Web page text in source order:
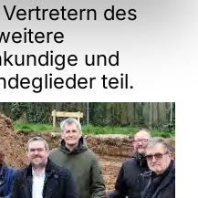
des
und
teil.